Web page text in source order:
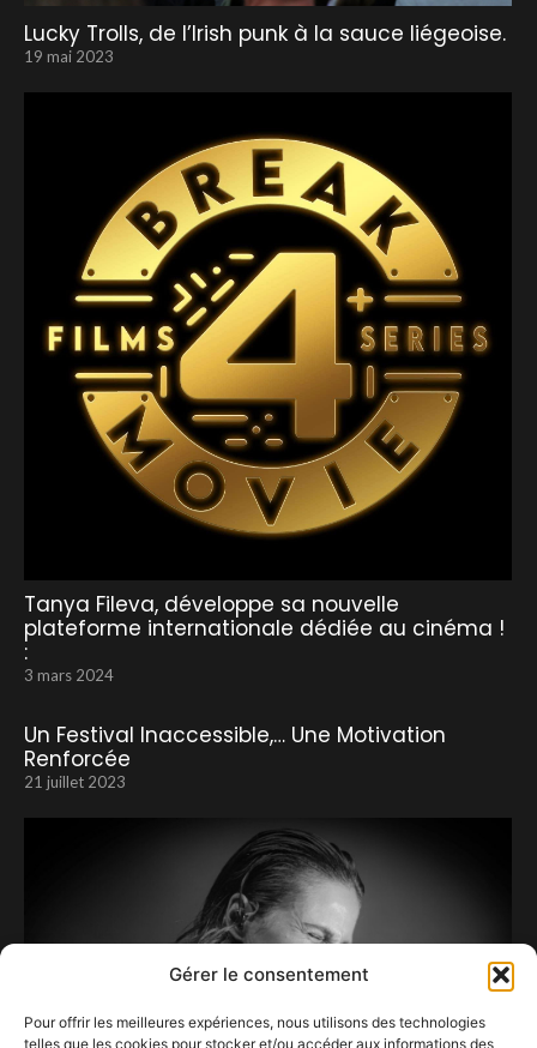
Gérer le consentement
Pour offrir les meilleures expériences, nous utilisons des technologies
telles que les cookies pour stocker et/ou accéder aux informations des
Lucky Trolls, de l’Irish punk à la sauce liégeoise.
19 mai 2023
Tanya Fileva, développe sa nouvelle
plateforme internationale dédiée au cinéma !
:
3 mars 2024
Un Festival Inaccessible,… Une Motivation
Renforcée
21 juillet 2023